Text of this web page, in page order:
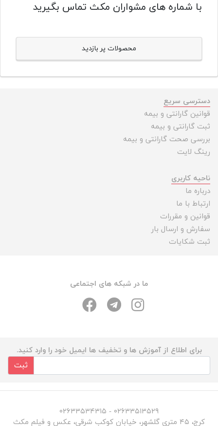
با شماره های مشواران مکث تماس بگیرید
محصولات پر بازدید
دسترسی سریع
قوانین گارانتی و بیمه
ثبت گارانتی و بیمه
بررسی صحت گارانتی و بیمه
رینگ لایت
ناحیه کاربری
درباره ما
ارتباط با ما
قوانین و مقررات
سفارش و ارسال بار
ثبت شکایات
ما در شبکه های اجتماعی
برای اطلاع از آموزش ها و تخفیف ها ایمیل خود را وارد کنید.
ثبت
۰۲۶۳۳۵۱۳۵۲۹ - ۰۲۶۳۳۵۳۴۳۱۵
کرج، ۴۵ متری گلشهر، خیابان کوکب شرقی، عکس و فیلم مکث